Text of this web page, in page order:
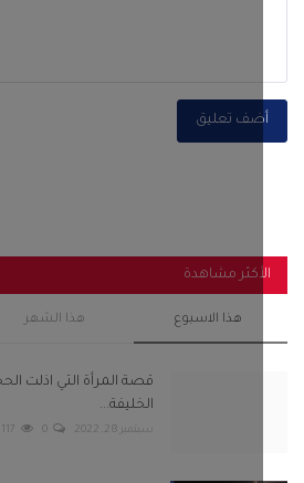
تعليق
مشاهدة
هذا الاسبوع هذا الشهر
قصة المرأة التي اذلت الحجاج
الخليفة...
0
117